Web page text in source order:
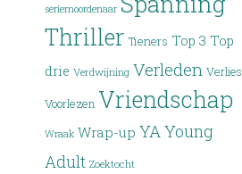
seriemoordenaar
Thriller Tieners Top 3 Top
drie Verdwijning Verleden Verlies
Voorlezen Vriendschap
Wraak Wrap-up YAYoung
Adult Zoektocht